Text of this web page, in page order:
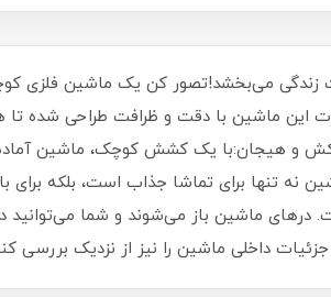
زندگی می‌بخشد!تصور کن یک ماشین فلزی
این ماشین با دقت و ظرافت طراحی شده تا
و هیجان:با یک کشش کوچک، ماشین
نه تنها برای تماشا جذاب است، بلکه
درهای ماشین باز می‌شوند و شما می‌توانید
داخلی ماشین را نیز از نزدیک بررسی